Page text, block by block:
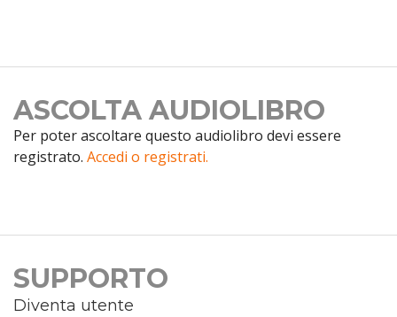
ASCOLTA AUDIOLIBRO
Per poter ascoltare questo audiolibro devi essere
registrato. Accedi o registrati.
SUPPORTO
Diventa utente